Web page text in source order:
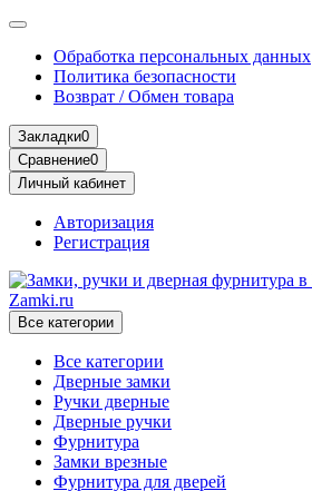
Обработка персональных данных
Политика безопасности
Возврат / Обмен товара
Закладки0
Сравнение0
Личный кабинет
Авторизация
Регистрация
Все категории
Все категории
Дверные замки
Ручки дверные
Дверные ручки
Фурнитура
Замки врезные
Фурнитура для дверей